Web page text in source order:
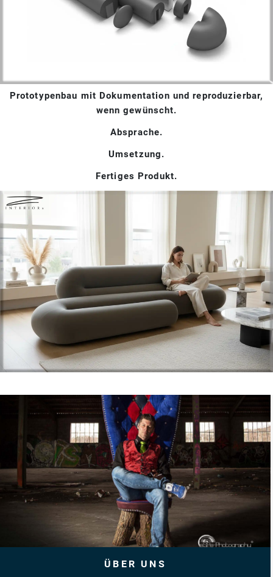
Prototypenbau mit Dokumentation und reproduzierbar,
wenn gewünscht.
Absprache.
Umsetzung.
Fertiges Produkt.
ÜBER UNS